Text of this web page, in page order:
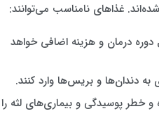
غذاهای نامناسب می‌توانند:
درمان و هزینه اضافی خواهد
دندان‌ها و بریس‌ها وارد کنند.
و خطر پوسیدگی و بیماری‌های لثه را